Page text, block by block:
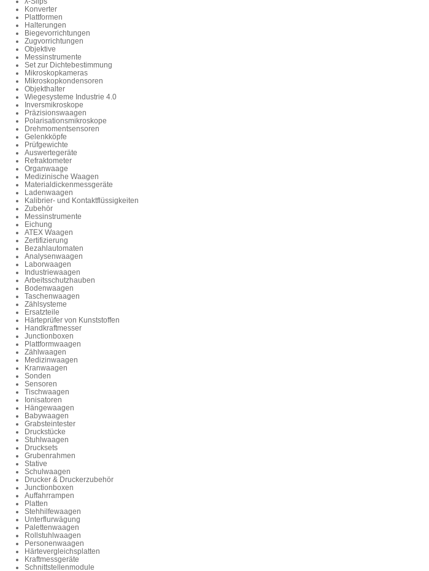
Konverter
Plattformen
Halterungen
Biegevorrichtungen
Zugvorrichtungen
Objektive
Messinstrumente
Set zur Dichtebestimmung
Mikroskopkameras
Mikroskopkondensoren
Objekthalter
Wiegesysteme Industrie 4.0
Inversmikroskope
Präzisionswaagen
Polarisationsmikroskope
Drehmomentsensoren
Gelenkköpfe
Prüfgewichte
Auswertegeräte
Refraktometer
Organwaage
Medizinische Waagen
Materialdickenmessgeräte
Ladenwaagen
Kalibrier- und Kontaktflüssigkeiten
Zubehör
Messinstrumente
Eichung
ATEX Waagen
Zertifizierung
Bezahlautomaten
Analysenwaagen
Laborwaagen
Industriewaagen
Arbeitsschutzhauben
Bodenwaagen
Taschenwaagen
Zählsysteme
Ersatzteile
Härteprüfer von Kunststoffen
Handkraftmesser
Junctionboxen
Plattformwaagen
Zählwaagen
Medizinwaagen
Kranwaagen
Sonden
Sensoren
Tischwaagen
Ionisatoren
Hängewaagen
Babywaagen
Grabsteintester
Druckstücke
Stuhlwaagen
Drucksets
Grubenrahmen
Stative
Schulwaagen
Drucker & Druckerzubehör
Junctionboxen
Auffahrrampen
Platten
Stehhilfewaagen
Unterflurwägung
Palettenwaagen
Rollstuhlwaagen
Personenwaagen
Härtevergleichsplatten
Kraftmessgeräte
Schnittstellenmodule